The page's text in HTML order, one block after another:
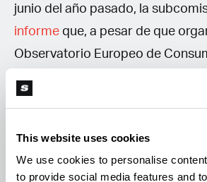
This website uses cookies
We use cookies to personalise
to provide social media features and
junio del año pasado, la
informe que, a pesar de que
Observatorio Europeo de
reclamaron
autocultivo
, no lo incluyó. Hoy, 6